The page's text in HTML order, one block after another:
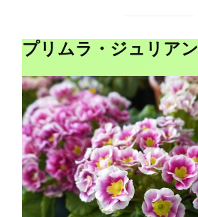
プリムラ・ジュリアン